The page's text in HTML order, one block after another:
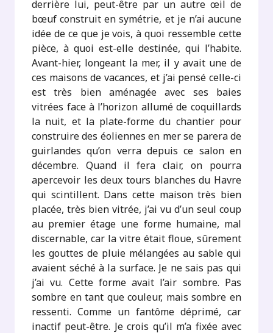
derrière lui, peut-être par un autre œil de
bœuf construit en symétrie, et je n’ai aucune
idée de ce que je vois, à quoi ressemble cette
pièce, à quoi est-elle destinée, qui l’habite.
Avant-hier, longeant la mer, il y avait une de
ces maisons de vacances, et j’ai pensé celle-ci
est très bien aménagée avec ses baies
vitrées face à l’horizon allumé de coquillards
la nuit, et la plate-forme du chantier pour
construire des éoliennes en mer se parera de
guirlandes qu’on verra depuis ce salon en
décembre. Quand il fera clair, on pourra
apercevoir les deux tours blanches du Havre
qui scintillent. Dans cette maison très bien
placée, très bien vitrée, j’ai vu d’un seul coup
au premier étage une forme humaine, mal
discernable, car la vitre était floue, sûrement
les gouttes de pluie mélangées au sable qui
avaient séché à la surface. Je ne sais pas qui
j’ai vu. Cette forme avait l’air sombre. Pas
sombre en tant que couleur, mais sombre en
ressenti. Comme un fantôme déprimé, car
inactif peut-être. Je crois qu’il m’a fixée avec